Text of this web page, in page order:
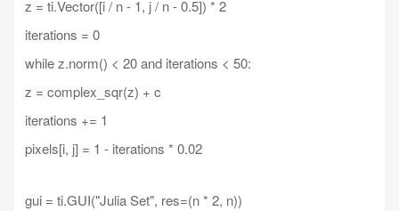
z = ti.Vector([i / n - 1, j / n - 0.5]) * 2
iterations = 0
while z.norm() < 20 and iterations < 50:
z = complex_sqr(z) + c
iterations += 1
pixels[i, j] = 1 - iterations * 0.02
gui = ti.GUI("Julia Set", res=(n * 2, n))